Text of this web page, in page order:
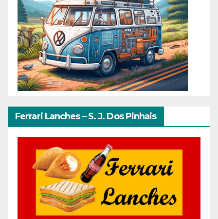
Ferrari Lanches – S. J. Dos Pinhais